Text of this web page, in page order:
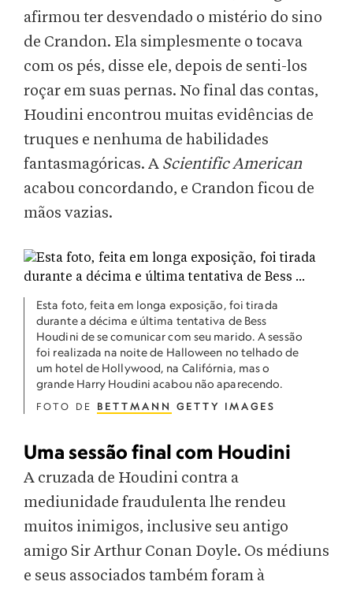
afirmou ter desvendado o mistério do sino
de Crandon. Ela simplesmente o tocava
com os pés, disse ele, depois de senti-los
roçar em suas pernas. No final das contas,
Houdini encontrou muitas evidências de
truques e nenhuma de habilidades
fantasmagóricas. A Scientific American
acabou concordando, e Crandon ficou de
mãos vazias.
Esta foto, feita em longa exposição, foi tirada
durante a décima e última tentativa de Bess
Houdini de se comunicar com seu marido. A sessão
foi realizada na noite de Halloween no telhado de
um hotel de Hollywood, na Califórnia, mas o
grande Harry Houdini acabou não aparecendo.
FOTO DE BETTMANN GETTY IMAGES
Uma sessão final com Houdini
A cruzada de Houdini contra a
mediunidade fraudulenta lhe rendeu
muitos inimigos, inclusive seu antigo
amigo Sir Arthur Conan Doyle. Os médiuns
e seus associados também foram à